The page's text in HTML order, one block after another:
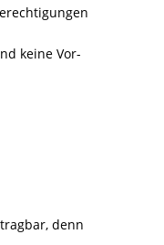
keine Vor-
denn